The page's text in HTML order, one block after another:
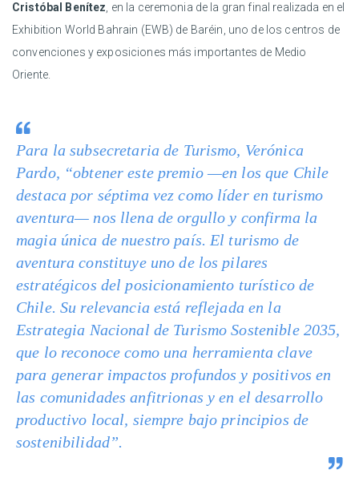
Cristóbal Benítez , en la ceremonia de la gran final realizada en el
Exhibition World Bahrain (EWB) de Baréin, uno de los centros de
convenciones y exposiciones más importantes de Medio
Oriente.
Para la subsecretaria de Turismo, Verónica
Pardo, “obtener este premio —en los que Chile
destaca por séptima vez como líder en turismo
aventura— nos llena de orgullo y confirma la
magia única de nuestro país. El turismo de
aventura constituye uno de los pilares
estratégicos del posicionamiento turístico de
Chile. Su relevancia está reflejada en la
Estrategia Nacional de Turismo Sostenible 2035,
que lo reconoce como una herramienta clave
para generar impactos profundos y positivos en
las comunidades anfitrionas y en el desarrollo
productivo local, siempre bajo principios de
sostenibilidad”.